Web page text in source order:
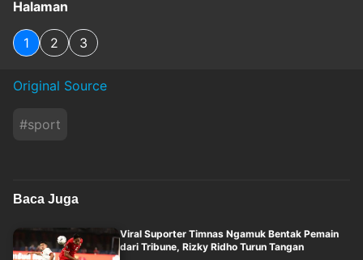
Halaman
1 2 3
Original Source
#sport
Baca Juga
Viral Suporter Timnas Ngamuk Bentak Pemain
dari Tribune, Rizky Ridho Turun Tangan